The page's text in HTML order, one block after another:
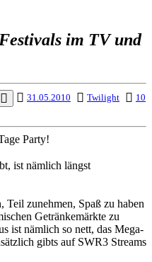
im TV und
31.05.2010 Twilight
10
Party!
ist nämlich längst
zunehmen, Spaß zu haben
Getränkemärkte zu
ist nämlich so nett, das Mega-
gibts auf SWR3 Streams